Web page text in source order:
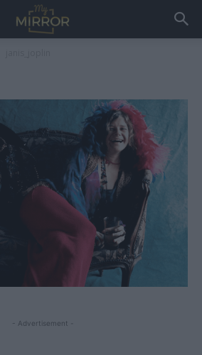
- Advertisement -